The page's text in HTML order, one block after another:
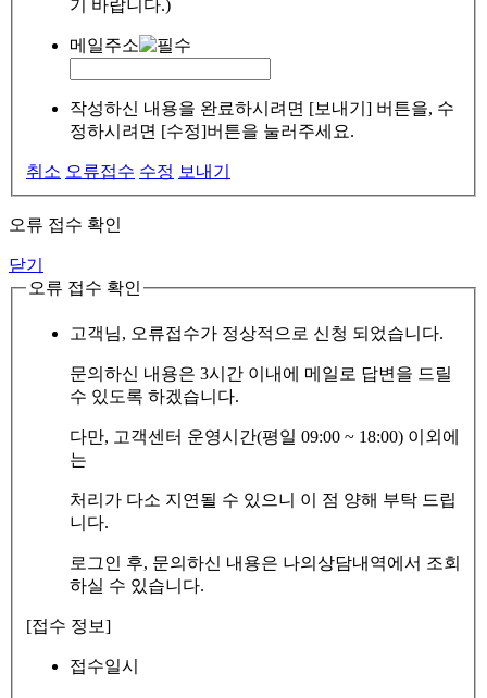
기 바랍니다.)
메일주소
작성하신 내용을 완료하시려면 [보내기] 버튼을, 수
정하시려면 [수정]버튼을 눌러주세요.
취소 오류접수 수정 보내기
오류 접수 확인
닫기
오류 접수 확인
고객님, 오류접수가 정상적으로 신청 되었습니다.
문의하신 내용은 3시간 이내에 메일로 답변을 드릴
수 있도록 하겠습니다.
다만, 고객센터 운영시간(평일 09:00 ~ 18:00) 이외에
는
처리가 다소 지연될 수 있으니 이 점 양해 부탁 드립
니다.
로그인 후, 문의하신 내용은 나의상담내역에서 조회
하실 수 있습니다.
[접수 정보]
접수일시